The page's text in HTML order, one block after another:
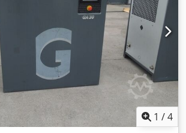
1 /4